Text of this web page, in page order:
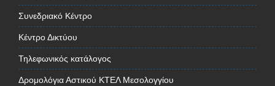
Συνεδριακό Κέντρο
Κέντρο Δικτύου
Τηλεφωνικός κατάλογος
Δρομολόγια Αστικού ΚΤΕΛ Μεσολογγίου